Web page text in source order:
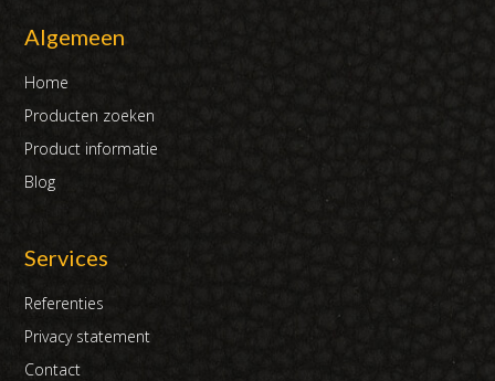
Algemeen
Home
Producten zoeken
Product informatie
Blog
Services
Referenties
Privacy statement
Contact